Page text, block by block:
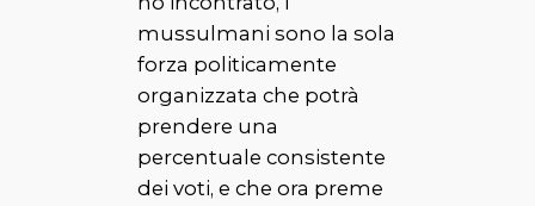
mussulmani sono la sola
forza politicamente
organizzata che potrà
prendere una
percentuale consistente
dei voti, e che ora preme